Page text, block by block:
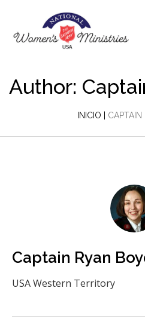
Author:
INICIO | CAPTAIN
Captain Ryan
USA Western Territory